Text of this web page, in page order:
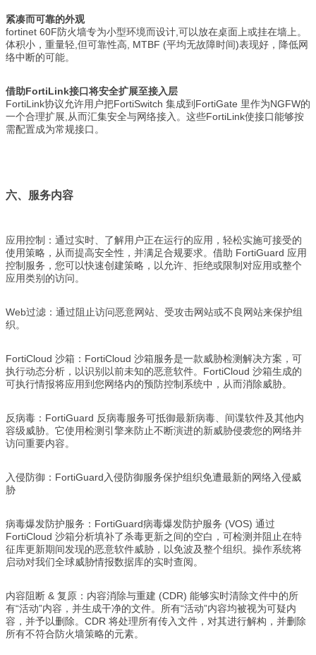
紧凑而可靠的外观
fortinet 60F防火墙专为小型环境而设计,可以放在桌面上或挂在墙上。
体积小，重量轻,但可靠性高, MTBF (平均无故障时间)表现好，降低网
络中断的可能。
借助FortiLink接口将安全扩展至接入层
FortiLink协议允许用户把FortiSwitch 集成到FortiGate 里作为NGFW的
一个合理扩展,从而汇集安全与网络接入。这些FortiLink使接口能够按
需配置成为常规接口。
六、服务内容
应用控制：通过实时、了解用户正在运行的应用，轻松实施可接受的
使用策略，从而提高安全性，并满足合规要求。借助 FortiGuard 应用
控制服务，您可以快速创建策略，以允许、拒绝或限制对应用或整个
应用类别的访问。
Web过滤：通过阻止访问恶意网站、受攻击网站或不良网站来保护组
织。
FortiCloud 沙箱：FortiCloud 沙箱服务是一款威胁检测解决方案，可
执行动态分析，以识别以前未知的恶意软件。FortiCloud 沙箱生成的
可执行情报将应用到您网络内的预防控制系统中，从而消除威胁。
反病毒：FortiGuard 反病毒服务可抵御最新病毒、间谍软件及其他内
容级威胁。它使用检测引擎来防止不断演进的新威胁侵袭您的网络并
访问重要内容。
入侵防御：FortiGuard入侵防御服务保护组织免遭最新的网络入侵威
胁
病毒爆发防护服务：FortiGuard病毒爆发防护服务 (VOS) 通过
FortiCloud 沙箱分析填补了杀毒更新之间的空白，可检测并阻止在特
征库更新期间发现的恶意软件威胁，以免波及整个组织。操作系统将
启动对我们全球威胁情报数据库的实时查阅。
内容阻断 & 复原：内容消除与重建 (CDR) 能够实时清除文件中的所
有“活动”内容，并生成干净的文件。所有“活动”内容均被视为可疑内
容，并予以删除。CDR 将处理所有传入文件，对其进行解构，并删除
所有不符合防火墙策略的元素。